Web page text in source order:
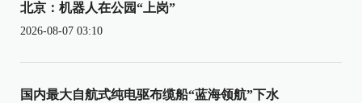
北京：机器人在公园“上岗”
2026-08-07 03:10
国内最大自航式纯电驱布缆船“蓝海领航”下水